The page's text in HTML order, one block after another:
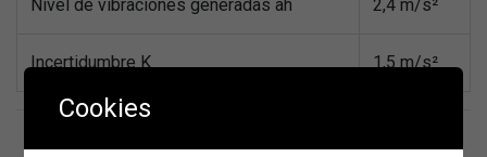
Nivel de vibraciones generadas ah 2,4 m/s²
Incertidumbre K 1,5 m/s²
Cookies